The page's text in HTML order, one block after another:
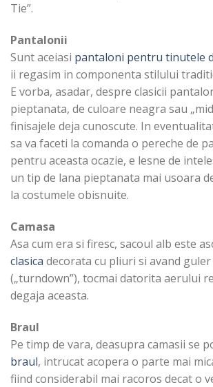
Tie”.
Pantalonii
Sunt aceiasi pantaloni pentru tinutele
ii regasim in componenta stilului
E vorba, asadar, despre clasicii
pieptanata, de culoare neagra sau
finisajele deja cunoscute. In
sa va faceti la comanda o pereche de
pentru aceasta ocazie, e lesne de
un tip de lana pieptanata mai usoara
la costumele obisnuite.
Camasa
Asa cum era si firesc, sacoul alb este
clasica decorata cu pliuri si avand
(„turndown”), tocmai datorita aerului
degaja aceasta.
Braul
Pe timp de vara, deasupra camasii se
braul, intrucat acopera o parte mai
fiind considerabil mai racoros decat o